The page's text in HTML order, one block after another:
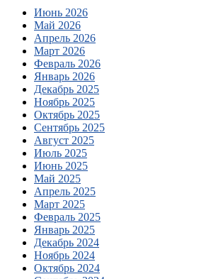
Июнь 2026
Май 2026
Апрель 2026
Март 2026
Февраль 2026
Январь 2026
Декабрь 2025
Ноябрь 2025
Октябрь 2025
Сентябрь 2025
Август 2025
Июль 2025
Июнь 2025
Май 2025
Апрель 2025
Март 2025
Февраль 2025
Январь 2025
Декабрь 2024
Ноябрь 2024
Октябрь 2024